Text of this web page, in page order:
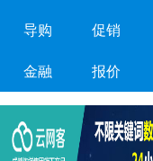
导购 促销
金融 报价